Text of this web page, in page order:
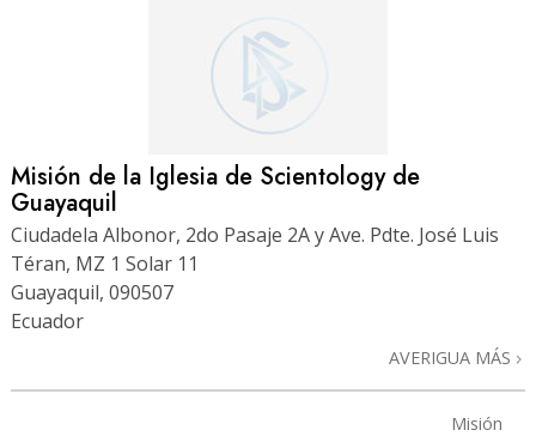
Misión de la Iglesia de Scientology de
Guayaquil
Ciudadela Albonor, 2do Pasaje 2A y Ave. Pdte. José Luis
Téran, MZ 1 Solar 11
Guayaquil, 090507
Ecuador
AVERIGUA MÁS
Misión